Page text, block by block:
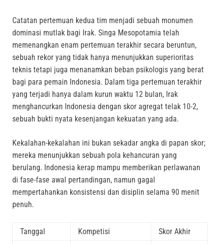
Catatan pertemuan kedua tim menjadi sebuah monumen
dominasi mutlak bagi Irak. Singa Mesopotamia telah
memenangkan enam pertemuan terakhir secara beruntun,
sebuah rekor yang tidak hanya menunjukkan superioritas
teknis tetapi juga menanamkan beban psikologis yang berat
bagi para pemain Indonesia. Dalam tiga pertemuan terakhir
yang terjadi hanya dalam kurun waktu 12 bulan, Irak
menghancurkan Indonesia dengan skor agregat telak 10-2,
sebuah bukti nyata kesenjangan kekuatan yang ada.
Kekalahan-kekalahan ini bukan sekadar angka di papan skor;
mereka menunjukkan sebuah pola kehancuran yang
berulang. Indonesia kerap mampu memberikan perlawanan
di fase-fase awal pertandingan, namun gagal
mempertahankan konsistensi dan disiplin selama 90 menit
penuh.
Tanggal Kompetisi Skor Akhir